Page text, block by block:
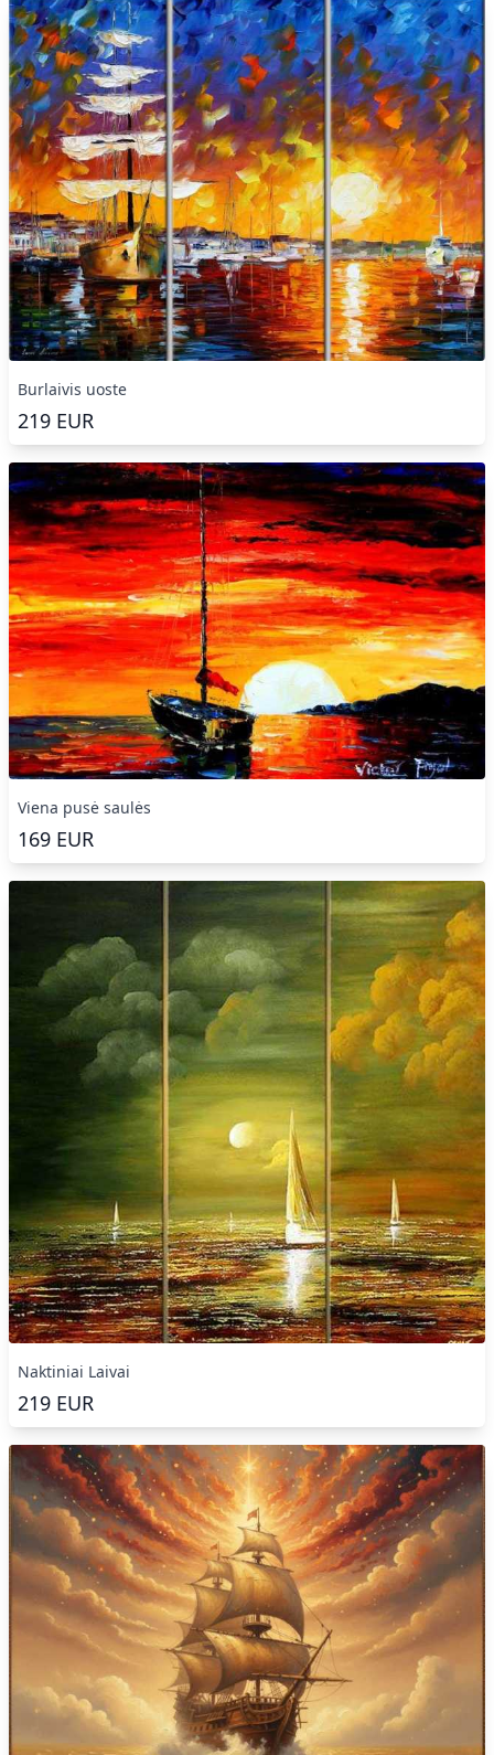
Burlaivis uoste
219 EUR
Viena pusė saulės
169 EUR
Naktiniai Laivai
219 EUR